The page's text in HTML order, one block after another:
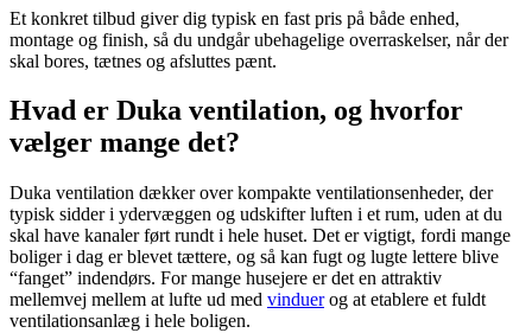
Et konkret tilbud giver dig typisk en fast pris på både enhed,
montage og finish, så du undgår ubehagelige overraskelser, når der
skal bores, tætnes og afsluttes pænt.
Hvad er Duka ventilation, og hvorfor
vælger mange det?
Duka ventilation dækker over kompakte ventilationsenheder, der
typisk sidder i ydervæggen og udskifter luften i et rum, uden at du
skal have kanaler ført rundt i hele huset. Det er vigtigt, fordi mange
boliger i dag er blevet tættere, og så kan fugt og lugte lettere blive
“fanget” indendørs. For mange husejere er det en attraktiv
mellemvej mellem at lufte ud med vinduerog at etablere et fuldt
ventilationsanlæg i hele boligen.